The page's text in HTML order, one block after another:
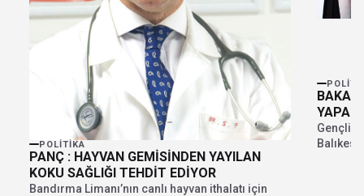
POLITIKA
PANÇ : HAYVAN GEMİSİNDEN YAYILAN
KOKU SAĞLIĞI TEHDİT EDİYOR
Bandırma Limanı’nın canlı hayvan ithalatı için
BAKAN
YAPAN
Gençlik